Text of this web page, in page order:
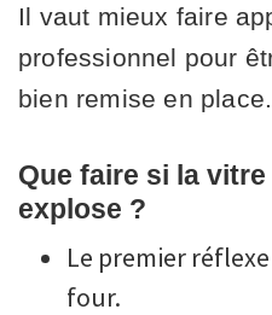
Il vaut mieux faire
professionnel pour
bien remise en place.
Que faire si la
explose ?
Le premier
four.